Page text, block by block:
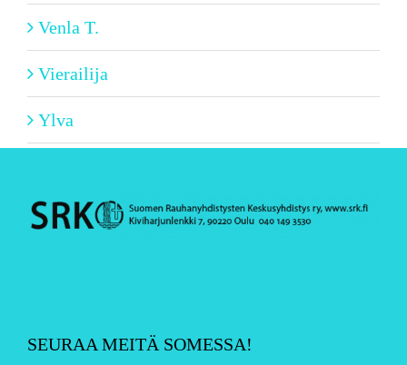
Venla T.
Vierailija
Ylva
SEURAA MEITÄ SOMESSA!